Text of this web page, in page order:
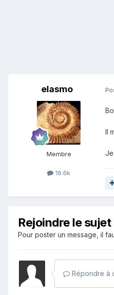
elasmo
Membre
16.6k
Il
Rejoindre le
Pour poster un message, il
Répondre à